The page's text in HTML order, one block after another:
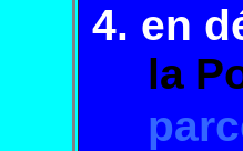
4. en
la